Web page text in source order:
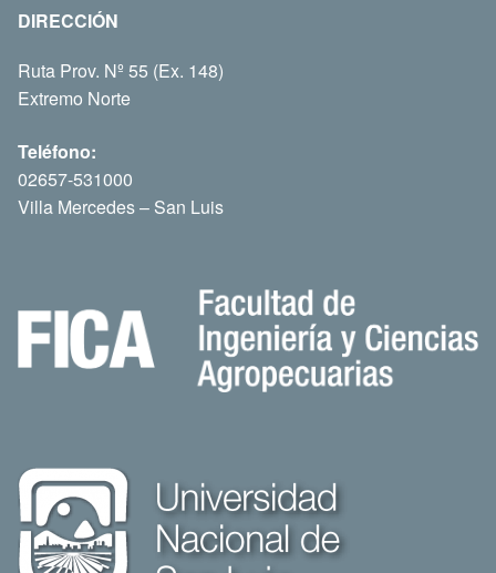
DIRECCIÓN
Ruta Prov. Nº 55 (Ex. 148)
Extremo Norte
Teléfono:
02657-531000
Villa Mercedes – San Luis